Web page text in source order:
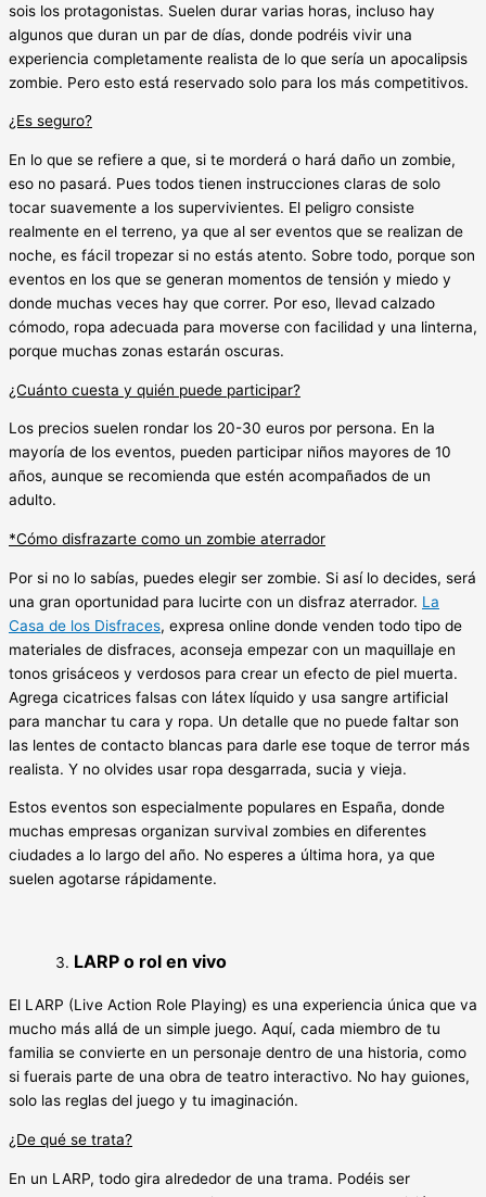
sois los protagonistas. Suelen durar varias horas, incluso hay
algunos que duran un par de días, donde podréis vivir una
experiencia completamente realista de lo que sería un apocalipsis
zombie. Pero esto está reservado solo para los más competitivos.
¿Es seguro?
En lo que se refiere a que, si te morderá o hará daño un zombie,
eso no pasará. Pues todos tienen instrucciones claras de solo
tocar suavemente a los supervivientes. El peligro consiste
realmente en el terreno, ya que al ser eventos que se realizan de
noche, es fácil tropezar si no estás atento. Sobre todo, porque son
eventos en los que se generan momentos de tensión y miedo y
donde muchas veces hay que correr. Por eso, llevad calzado
cómodo, ropa adecuada para moverse con facilidad y una linterna,
porque muchas zonas estarán oscuras.
¿Cuánto cuesta y quién puede participar?
Los precios suelen rondar los 20-30 euros por persona. En la
mayoría de los eventos, pueden participar niños mayores de 10
años, aunque se recomienda que estén acompañados de un
adulto.
*Cómo disfrazarte como un zombie aterrador
Por si no lo sabías, puedes elegir ser zombie. Si así lo decides, será
una gran oportunidad para lucirte con un disfraz aterrador. La
Casa de los Disfraces, expresa online donde venden todo tipo de
materiales de disfraces, aconseja empezar con un maquillaje en
tonos grisáceos y verdosos para crear un efecto de piel muerta.
Agrega cicatrices falsas con látex líquido y usa sangre artificial
para manchar tu cara y ropa. Un detalle que no puede faltar son
las lentes de contacto blancas para darle ese toque de terror más
realista. Y no olvides usar ropa desgarrada, sucia y vieja.
Estos eventos son especialmente populares en España, donde
muchas empresas organizan survival zombies en diferentes
ciudades a lo largo del año. No esperes a última hora, ya que
suelen agotarse rápidamente.
LARP o rol en vivo
El LARP (Live Action Role Playing) es una experiencia única que va
mucho más allá de un simple juego. Aquí, cada miembro de tu
familia se convierte en un personaje dentro de una historia, como
si fuerais parte de una obra de teatro interactivo. No hay guiones,
solo las reglas del juego y tu imaginación.
¿De qué se trata?
En un LARP, todo gira alrededor de una trama. Podéis ser